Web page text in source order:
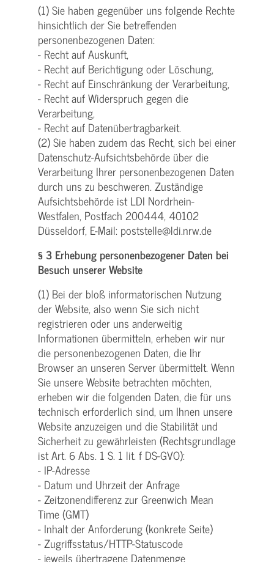
(1) Sie haben gegenüber uns folgende Rechte
hinsichtlich der Sie betreffenden
personenbezogenen Daten:
- Recht auf Auskunft,
- Recht auf Berichtigung oder Löschung,
- Recht auf Einschränkung der Verarbeitung,
- Recht auf Widerspruch gegen die
Verarbeitung,
- Recht auf Datenübertragbarkeit.
(2) Sie haben zudem das Recht, sich bei einer
Datenschutz-Aufsichtsbehörde über die
Verarbeitung Ihrer personenbezogenen Daten
durch uns zu beschweren. Zuständige
Aufsichtsbehörde ist LDI Nordrhein-
Westfalen, Postfach 200444, 40102
Düsseldorf, E-Mail: poststelle@ldi.nrw.de
§ 3 Erhebung personenbezogener Daten bei
Besuch unserer Website
(1) Bei der bloß informatorischen Nutzung
der Website, also wenn Sie sich nicht
registrieren oder uns anderweitig
Informationen übermitteln, erheben wir nur
die personenbezogenen Daten, die Ihr
Browser an unseren Server übermittelt. Wenn
Sie unsere Website betrachten möchten,
erheben wir die folgenden Daten, die für uns
technisch erforderlich sind, um Ihnen unsere
Website anzuzeigen und die Stabilität und
Sicherheit zu gewährleisten (Rechtsgrundlage
ist Art. 6 Abs. 1 S. 1 lit. f DS-GVO):
- IP-Adresse
- Datum und Uhrzeit der Anfrage
- Zeitzonendifferenz zur Greenwich Mean
Time (GMT)
- Inhalt der Anforderung (konkrete Seite)
- Zugriffsstatus/HTTP-Statuscode
- jeweils übertragene Datenmenge